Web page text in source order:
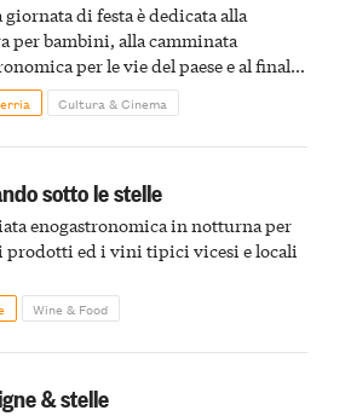
di festa è dedicata alla
per bambini, alla camminata
per le vie del paese e al finale
Cultura & Cinema
sotto le stelle
enogastronomica in notturna per
prodotti ed i vini tipici vicesi e locali
Wine & Food
& stelle